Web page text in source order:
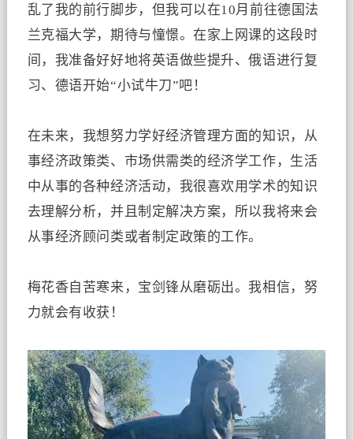
乱了我的前行脚步，但我可以在10月前往德国法
兰克福大学，期待与憧憬。在家上网课的这段时
间，我准备好好地将英语做些提升、俄语进行复
习、德语开始“小试牛刀”吧！
在未来，我想努力学好经济管理方面的知识，从
事经济政策类、市场供需类的经济学工作，生活
中从事的各种经济活动，我很喜欢用学术的知识
去理解分析，并且制定解决方案，所以我将来会
从事经济顾问类或者制定政策的工作。
梅花香自苦寒来，宝剑锋从磨砺出。我相信，努
力就会有收获！